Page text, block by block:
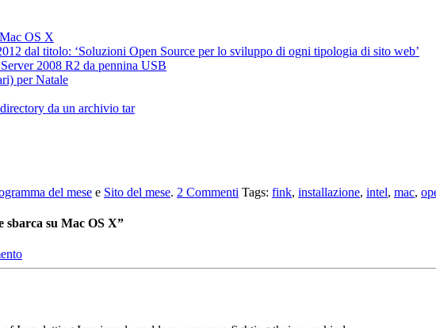
OS X
dal titolo: ‘Soluzioni Open Source per lo sviluppo di ogni tipologia di sito web’
2008 R2 da pennina USB
per Natale
da un archivio tar
del mese e Sito del mese. 2 Commenti Tags: fink, installazione, intel, mac,
sbarca su Mac OS X”